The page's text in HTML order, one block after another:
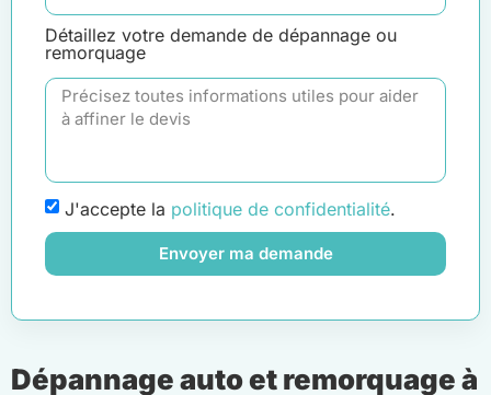
Détaillez votre demande de dépannage ou
remorquage
J'accepte la politique de confidentialité.
Envoyer ma demande
Dépannage auto et remorquage à